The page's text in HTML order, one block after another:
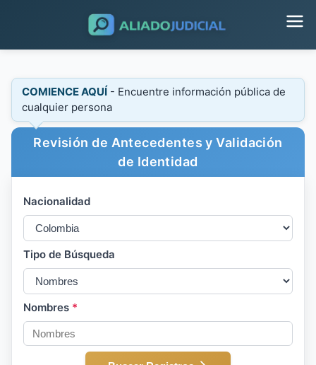
COMIENCE AQUÍ - Encuentre información pública de
cualquier persona
Revisión de Antecedentes y Validación
de Identidad
Nacionalidad
Tipo de Búsqueda
Nombres *